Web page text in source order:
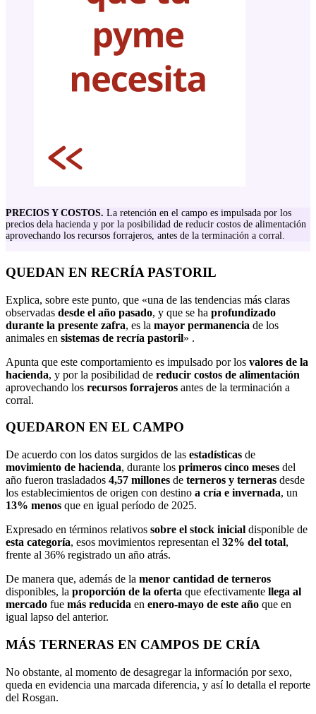
PRECIOS Y COSTOS. La retención en el campo es impulsada por los
precios dela hacienda y por la posibilidad de reducir costos de alimentación
aprovechando los recursos forrajeros, antes de la terminación a corral.
QUEDAN EN RECRÍA PASTORIL
Explica, sobre este punto, que «una de las tendencias más claras
observadas desde el año pasado, y que se ha profundizado
durante la presente zafra, es la mayor permanencia de los
animales en sistemas de recría pastoril» .
Apunta que este comportamiento es impulsado por los valores de la
hacienda, y por la posibilidad de reducir costos de alimentación
aprovechando los recursos forrajeros antes de la terminación a
corral.
QUEDARON EN EL CAMPO
De acuerdo con los datos surgidos de las estadísticas de
movimiento de hacienda, durante los primeros cinco meses del
año fueron trasladados 4,57 millones de terneros y terneras desde
los establecimientos de origen con destino a cría e invernada, un
13% menos que en igual período de 2025.
Expresado en términos relativos sobre el stock inicial disponible de
esta categoría, esos movimientos representan el 32% del total,
frente al 36% registrado un año atrás.
De manera que, además de la menor cantidad de terneros
disponibles, la proporción de la oferta que efectivamente llega al
mercado fue más reducida en enero-mayo de este año que en
igual lapso del anterior.
MÁS TERNERAS EN CAMPOS DE CRÍA
No obstante, al momento de desagregar la información por sexo,
queda en evidencia una marcada diferencia, y así lo detalla el reporte
del Rosgan.